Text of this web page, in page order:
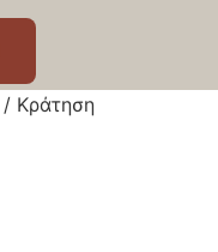
/ Κράτηση